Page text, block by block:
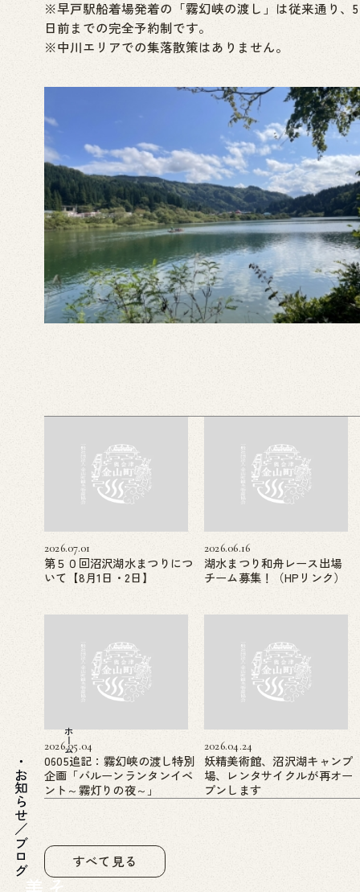
※早戸駅船着場発着の「霧幻峡の渡し」は従来通り、5
日前までの完全予約制です。
※中川エリアでの集落散策はありません。
2026.07.01
第５０回沼沢湖水まつりにつ
いて【8月1日・2日】
2026.06.16
湖水まつり和舟レース出場
チーム募集！（HPリンク）
2026.05.04
0605追記：霧幻峡の渡し特別
企画「バルーンランタンイベ
ント～霧灯りの夜～」
2026.04.24
妖精美術館、沼沢湖キャンプ
場、レンタサイクルが再オー
プンします
すべて見る
ホーム
お知らせ／ブログ